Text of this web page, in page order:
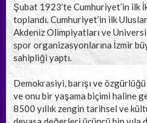
Şubat 1923’te Cumhuriyet’in ilk
toplandı. Cumhuriyet’in ilk
Akdeniz Olimpiyatları ve
spor organizasyonlarına İzmir
sahipliği yaptı.
Demokrasiyi, barışı ve
ve onu bir yaşama biçimi haline
8500 yıllık zengin tarihsel ve